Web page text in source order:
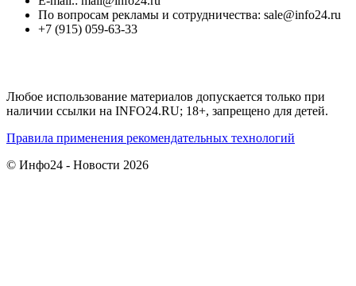
По вопросам рекламы и сотрудничества: sale@info24.ru
+7 (915) 059-63-33
Любое использование материалов допускается только при
наличии ссылки на INFO24.RU; 18+, запрещено для детей.
Правила применения рекомендательных технологий
© Инфо24 - Новости 2026